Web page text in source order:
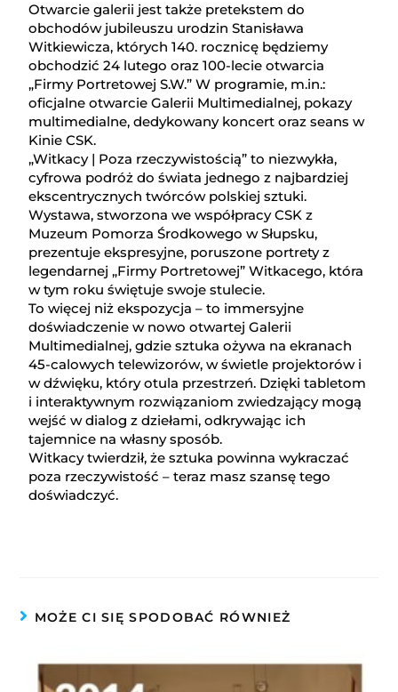
Otwarcie galerii jest także pretekstem do
obchodów jubileuszu urodzin Stanisława
Witkiewicza, których 140. rocznicę będziemy
obchodzić 24 lutego oraz 100-lecie otwarcia
„Firmy Portretowej S.W.” W programie, m.in.:
oficjalne otwarcie Galerii Multimedialnej, pokazy
multimedialne, dedykowany koncert oraz seans w
Kinie CSK.
„Witkacy | Poza rzeczywistością” to niezwykła,
cyfrowa podróż do świata jednego z najbardziej
ekscentrycznych twórców polskiej sztuki.
Wystawa, stworzona we współpracy CSK z
Muzeum Pomorza Środkowego w Słupsku,
prezentuje ekspresyjne, poruszone portrety z
legendarnej „Firmy Portretowej” Witkacego, która
w tym roku świętuje swoje stulecie.
To więcej niż ekspozycja – to immersyjne
doświadczenie w nowo otwartej Galerii
Multimedialnej, gdzie sztuka ożywa na ekranach
45-calowych telewizorów, w świetle projektorów i
w dźwięku, który otula przestrzeń. Dzięki tabletom
i interaktywnym rozwiązaniom zwiedzający mogą
wejść w dialog z dziełami, odkrywając ich
tajemnice na własny sposób.
Witkacy twierdził, że sztuka powinna wykraczać
poza rzeczywistość – teraz masz szansę tego
doświadczyć.
MOŻE CI SIĘ SPODOBAĆ RÓWNIEŻ